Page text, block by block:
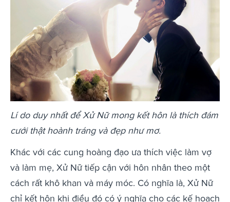
Lí do duy nhất để Xử Nữ mong kết hôn là thích đám
cưới thật hoành tráng và đẹp như mơ.
Khác với các cung hoàng đạo ưa thích việc làm vợ
và làm mẹ, Xử Nữ tiếp cận với hôn nhân theo một
cách rất khô khan và máy móc. Có nghĩa là, Xử Nữ
chỉ kết hôn khi điều đó có ý nghĩa cho các kế hoạch